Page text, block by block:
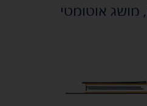
, מושג אוטומטי